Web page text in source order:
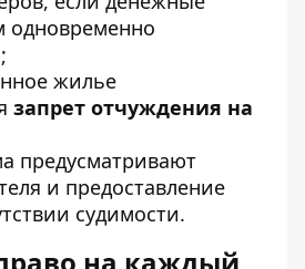
одновременно
жилье
запрет отчуждения на
предусматривают
и предоставление
судимости.